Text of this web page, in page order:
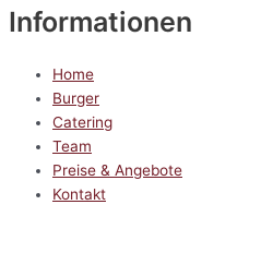
Informationen
Home
Burger
Catering
Team
Preise & Angebote
Kontakt